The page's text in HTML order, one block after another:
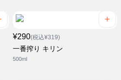
¥290(税込¥319)
一番搾り キリン
500ml